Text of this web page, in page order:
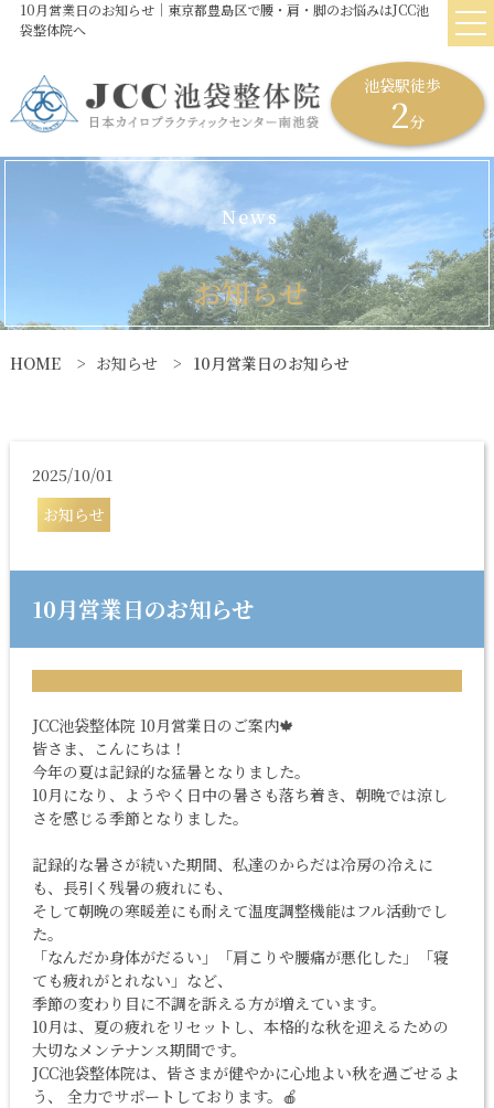
10月営業日のお知らせ｜東京都豊島区で腰・肩・脚のお悩みはJCC池
袋整体院へ
池袋駅徒歩
2分
News
お知らせ
HOME お知らせ 10月営業日のお知らせ
2025/10/01
お知らせ
10月営業日のお知らせ
JCC池袋整体院 10月営業日のご案内🍁
皆さま、こんにちは！
今年の夏は記録的な猛暑となりました。
10月になり、ようやく日中の暑さも落ち着き、朝晩では涼し
さを感じる季節となりました。
記録的な暑さが続いた期間、私達のからだは冷房の冷えに
も、長引く残暑の疲れにも、
そして朝晩の寒暖差にも耐えて温度調整機能はフル活動でし
た。
「なんだか身体がだるい」「肩こりや腰痛が悪化した」「寝
ても疲れがとれない」など、
季節の変わり目に不調を訴える方が増えています。
10月は、夏の疲れをリセットし、本格的な秋を迎えるための
大切なメンテナンス期間です。
JCC池袋整体院は、皆さまが健やかに心地よい秋を過ごせるよ
う、 全力でサポートしております。🍎